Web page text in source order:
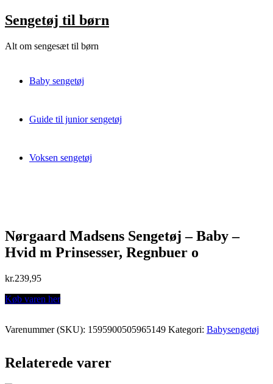
Skip
to
Sengetøj til børn
Alt om sengesæt til børn
Baby sengetøj
Guide til junior sengetøj
Voksen sengetøj
Nørgaard Madsens Sengetøj – Baby –
Hvid m Prinsesser, Regnbuer o
kr.239,95
Køb varen her
Varenummer (SKU): 1595900505965149 Kategori: Babysengetøj
Relaterede varer